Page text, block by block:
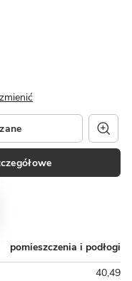
pomieszczenia i podłogi
40,49